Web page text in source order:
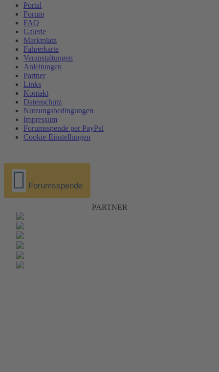
Portal
Forum
FAQ
Galerie
Marktplatz
Fahrerkarte
Veranstaltungen
Anleitungen
Partner
Links
Kontakt
Datenschutz
Nutzungsbedingungen
Impressum
Forumsspende per PayPal
Cookie-Einstellungen
Forumsspende
PARTNER